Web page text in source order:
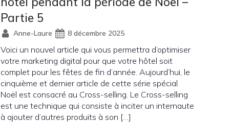
Partie 5
Anne-Laure 8 décembre 2025
Voici un nouvel article qui vous permettra d’optimiser
votre marketing digital pour que votre hôtel soit
complet pour les fêtes de fin d’année. Aujourd’hui, le
cinquième et dernier article de cette série spécial
Noël est consacré au Cross-selling. Le Cross-selling
est une technique qui consiste à inciter un internaute
à ajouter d’autres produits à son […]